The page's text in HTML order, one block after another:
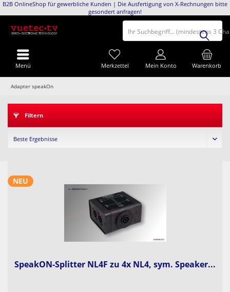
B2B OnlineShop für gewerbliche Kunden | Die Ausfertigung von X-Rechnungen bitte
gesondert anfragen!
Ihr Suchbegriff... (mindestens 3
Warenkorb
Merkzettel Mein Konto
Menü
Adapter speakOn
Filtern
NEU
SpeakON-Splitter NL4F zu 4x NL4, sym. Speaker...